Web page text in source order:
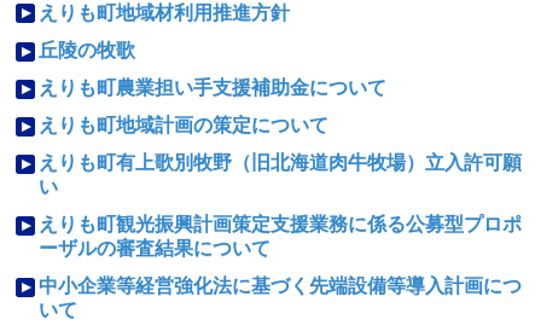
えりも町地域材利用推進方針
丘陵の牧歌
えりも町農業担い手支援補助金について
えりも町地域計画の策定について
えりも町有上歌別牧野（旧北海道肉牛牧場）立入許可願
い
えりも町観光振興計画策定支援業務に係る公募型プロポ
ーザルの審査結果について
中小企業等経営強化法に基づく先端設備等導入計画につ
いて